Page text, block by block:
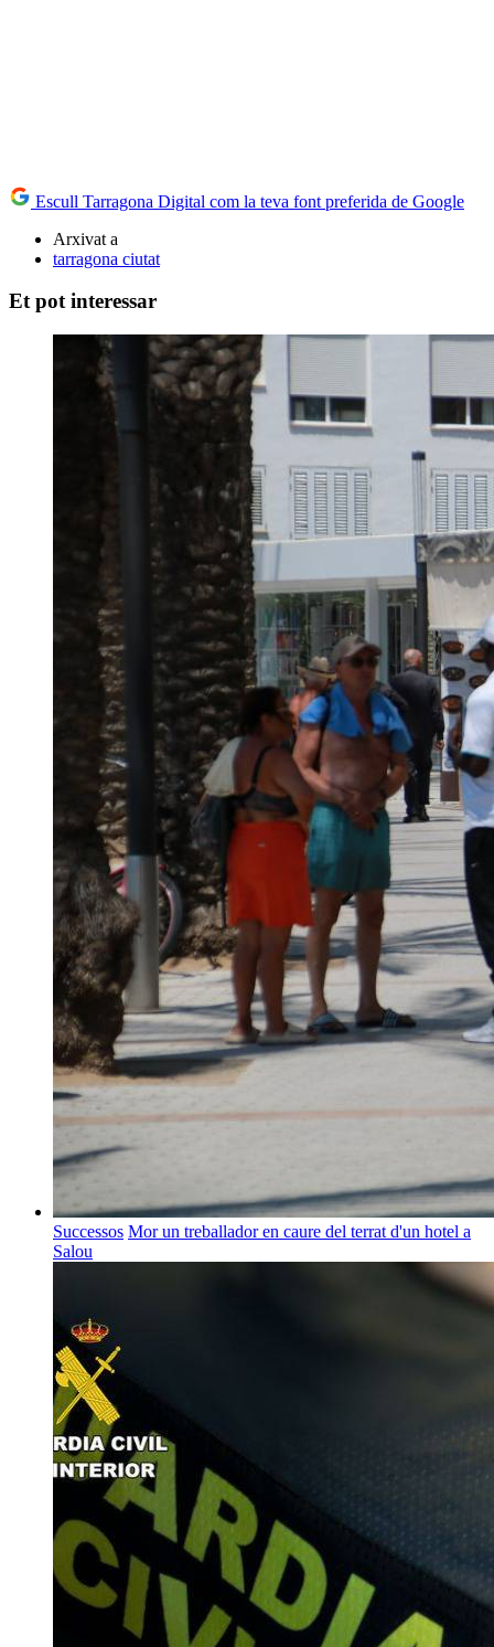
Escull Tarragona Digital com la teva font preferida de Google
Arxivat a
tarragona ciutat
Et pot interessar
Successos Mor un treballador en caure del terrat d'un hotel a
Salou